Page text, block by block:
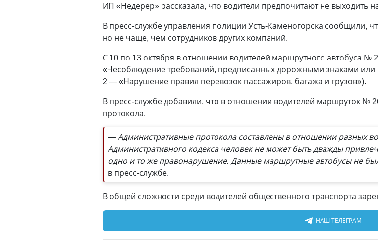
ИП «Недерер» рассказала, что водители предпочитают не выходить
В пресс-службе управления полиции Усть-Каменогорска сообщили,
но не чаще, чем сотрудников других компаний.
С 10 по 13 октября в отношении водителей маршрутного автобуса №
«Несоблюдение требований, предписанных дорожными знаками или
2 — «Нарушение правил перевозок пассажиров, багажа и грузов»).
В пресс-службе добавили, что в отношении водителей маршруток №
протокола.
— Административные протокола составлены в отношении разных
Административного кодекса человек не может быть дважды
одно и то же правонарушение. Данные маршрутные автобусы не
в пресс-службе.
В общей сложности среди водителей общественного транспорта
НАШ ТЕЛЕГРАМ